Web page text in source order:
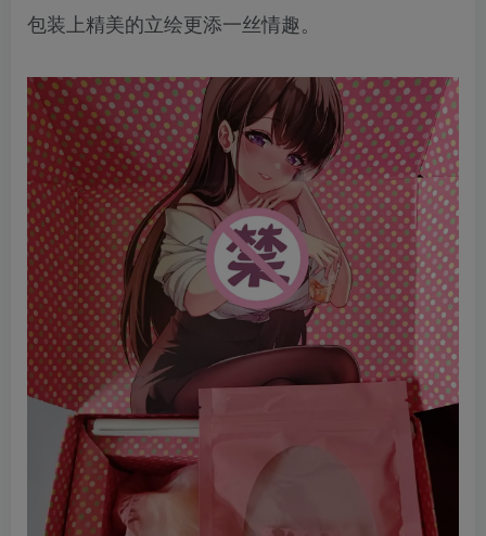
包装上精美的立绘更添一丝情趣。